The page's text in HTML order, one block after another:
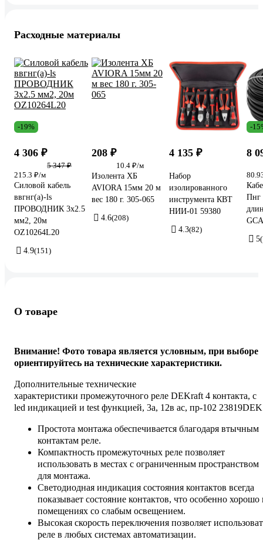
Расходные материалы
-19%
4 306 ₽
5 347 ₽
215.3 ₽/м
Силовой кабель
ввгнг(a)-ls
ПРОВОДНИК 3x2.5
мм2, 20м
OZ10264L20
4.9(151)
208 ₽
10.4 ₽/м
Изолента ХБ
AVIORA 15мм 20 м
вес 180 г. 305-065
4.6(208)
4 135 ₽
Набор
изолированного
инструмента КВТ
НИИ-01 59380
4.3(82)
-
8
Пнг
5
О товаре
Внимание! Фото товара является условным, при выборе
ориентируйтесь на технические характеристики.
Дополнительные технические
характеристики промежуточного реле DEKraft 4 контакта, с
led индикацией и test функцией, 3а, 12в ac, пр-102
Простота монтажа обеспечивается благодаря втычным
контактам реле.
Компактность промежуточных реле позволяет
использовать в местах с ограниченным пространством
для монтажа.
Светодиодная индикация состояния контактов всегда
показывает состояние контактов, что особенно хорошо
помещениях со слабым освещением.
Высокая скорость переключения позволяет
реле в любых системах автоматизации.